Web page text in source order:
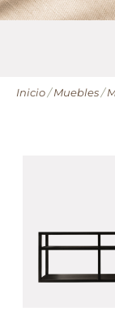
Inicio/Muebles/